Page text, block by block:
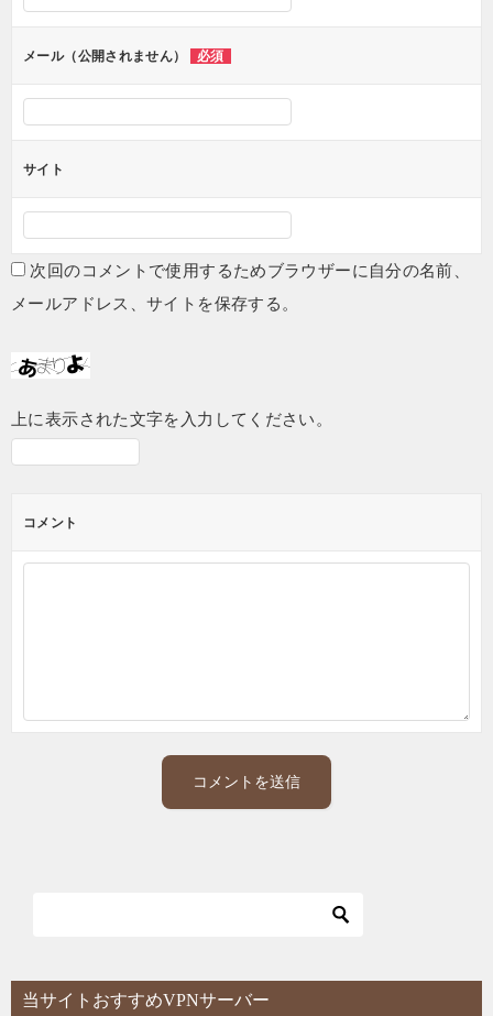
ョ
メール（公開されません） 必須
サイト
次回のコメントで使用するためブラウザーに自分の名前、
メールアドレス、サイトを保存する。
上に表示された文字を入力してください。
コメント
当サイトおすすめVPNサーバー